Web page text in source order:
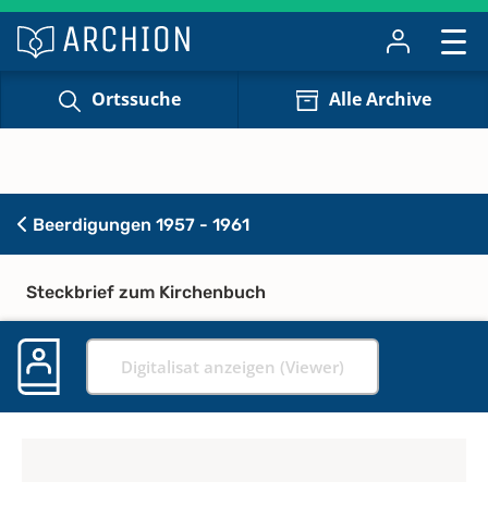
Ortssuche Alle Archive
Beerdigungen 1957 - 1961
Steckbrief zum Kirchenbuch
Digitalisat anzeigen (Viewer)